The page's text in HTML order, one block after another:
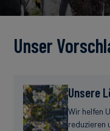
Unser
Unsere
Wir helfen
reduzieren